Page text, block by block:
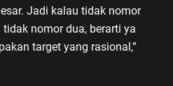
Jadi kalau tidak nomor
nomor dua, berarti ya
target yang rasional,”